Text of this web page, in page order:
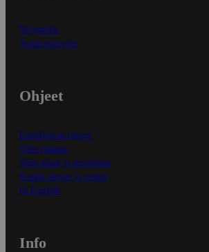
Myymälät
Asiakaspalvelu
Ohjeet
Ensitilaajan ohjeet
Näin maksat
Näin tilaat ja muokkaat
Kaikki ohjeet ja vinkit
In English
Info